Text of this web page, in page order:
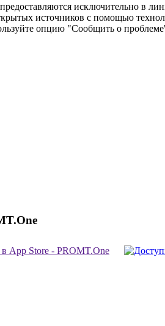
исключительно в
источников с помощью
опцию "Сообщить о